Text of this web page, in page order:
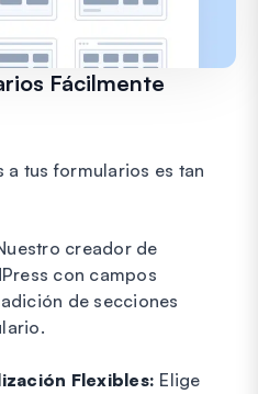
Fácilmente
tus formularios es tan
creador de
con campos
de secciones
Flexibles: Elige